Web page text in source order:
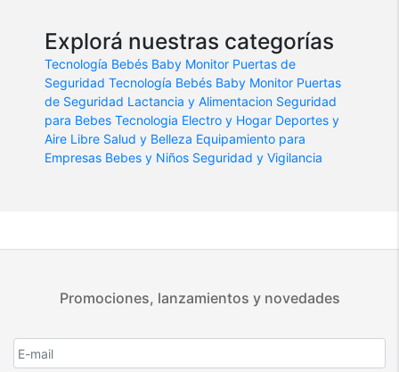
Explorá nuestras categorías
Tecnología Bebés Baby Monitor Puertas de
Seguridad Tecnología Bebés Baby Monitor Puertas
de Seguridad Lactancia y Alimentacion Seguridad
para Bebes Tecnologia Electro y Hogar Deportes y
Aire Libre Salud y Belleza Equipamiento para
Empresas Bebes y Niños Seguridad y Vigilancia
Promociones, lanzamientos y novedades